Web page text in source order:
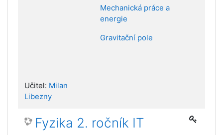
Mechanická práce a
energie
Gravitační pole
Učitel: Milan
Libezny
Fyzika 2. ročník IT